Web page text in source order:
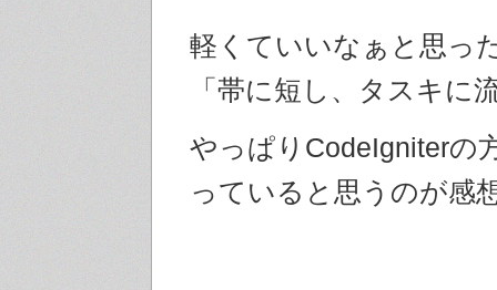
軽くていいなぁと思っ
「帯に短し、タスキに
やっぱりCodeIgniterの
っていると思うのが感